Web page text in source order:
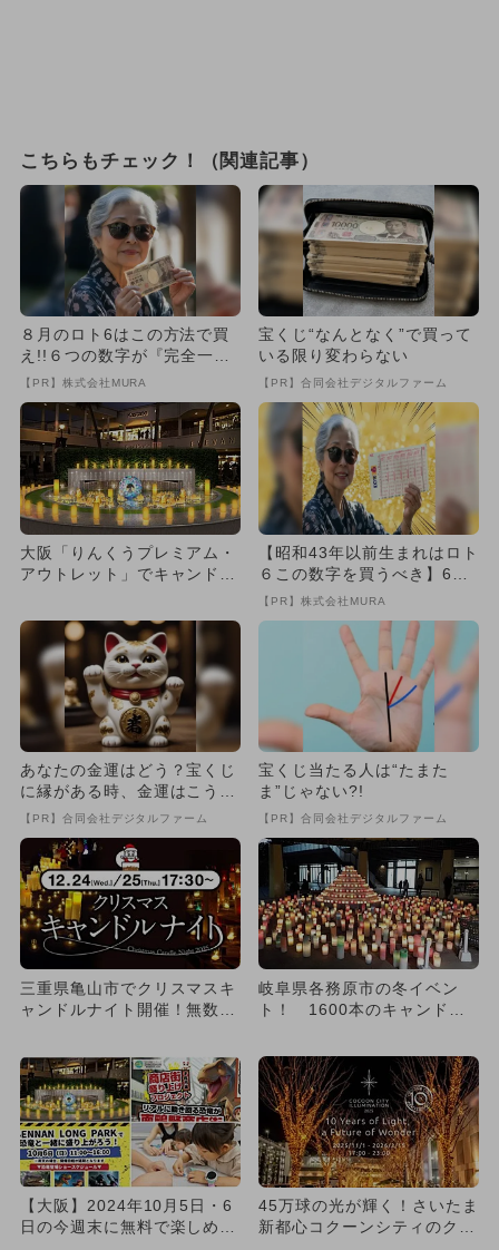
こちらもチェック！（関連記事）
８月のロト6はこの方法で買
え!!６つの数字が『完全一
致』する方法
【PR】株式会社MURA
宝くじ“なんとなく”で買って
いる限り変わらない
【PR】合同会社デジタルファーム
大阪「りんくうプレミアム・
アウトレット」でキャンドル
【昭和43年以前生まれはロト
６この数字を買うべき】6つ
の数字が「完全一致」する
【PR】株式会社MURA
あなたの金運はどう？宝くじ
に縁がある時、金運はこう変
わる
【PR】合同会社デジタルファーム
宝くじ当たる人は“たまた
ま”じゃない?!
【PR】合同会社デジタルファーム
三重県亀山市でクリスマスキ
ャンドルナイト開催！無数の
岐阜県各務原市の冬イベン
ト！ 1600本のキャンドル
【大阪】2024年10月5日・6
日の今週末に無料で楽しめる
45万球の光が輝く！さいたま
新都心コクーンシティのクリ